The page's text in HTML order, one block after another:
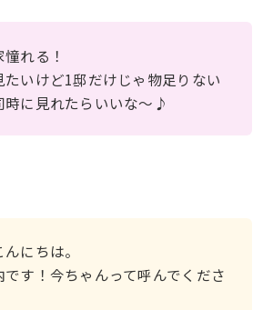
れる！
いけど1邸だけじゃ物足りない
時に見れたらいいな〜♪
にちは。
す！今ちゃんって呼んでくださ